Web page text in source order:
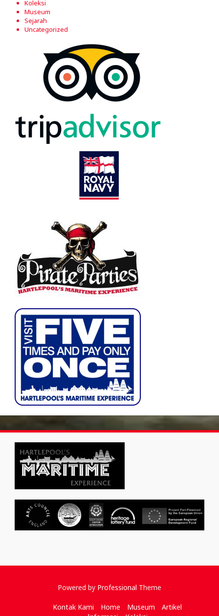
Koleksi
Museum
Sejarah
Uncategorized
Powered by Professional Theme
Kontak Kami Home Museum
Artikel